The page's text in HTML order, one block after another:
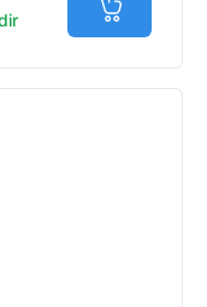
Jetzt in